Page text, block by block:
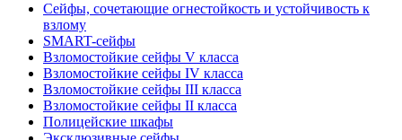
Сейфы, сочетающие огнестойкость и устойчивость к
взлому
SMART-сейфы
Взломостойкие сейфы V класса
Взломостойкие сейфы IV класса
Взломостойкие сейфы III класса
Взломостойкие сейфы II класса
Полицейские шкафы